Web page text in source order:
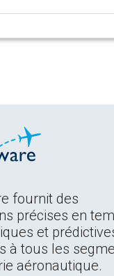
fournit des
précises en
et
à tous les
aéronautique.